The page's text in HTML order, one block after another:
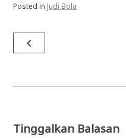
Posted in Judi Bola
Navigasi
pos
navigate_before
Tinggalkan Balasan